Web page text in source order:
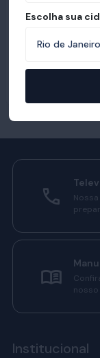
nosso
Institucional
Escolha sua